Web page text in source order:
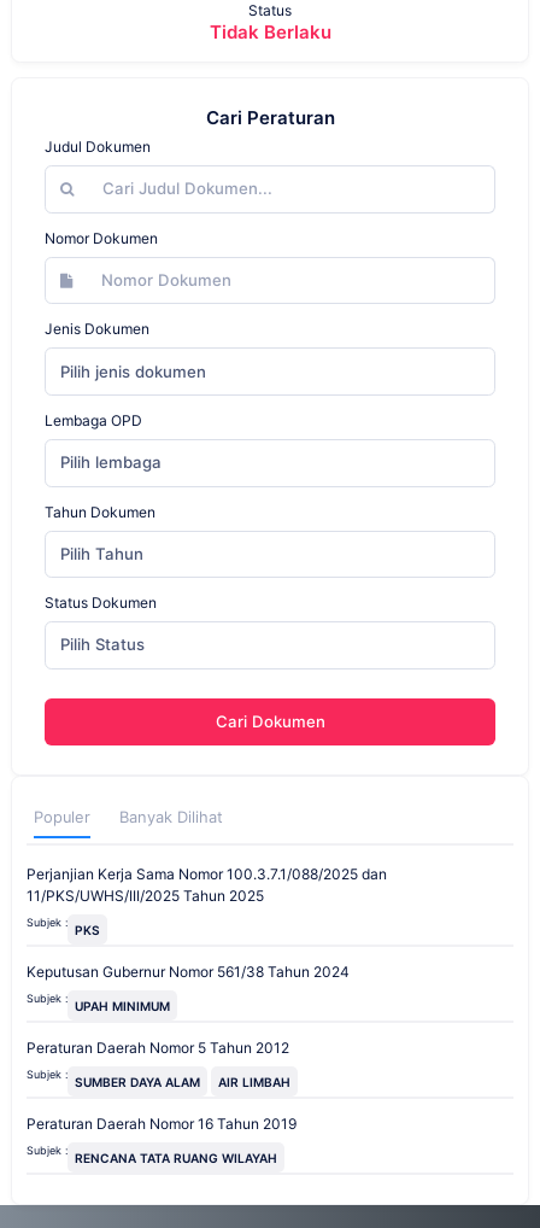
Status
Tidak Berlaku
Cari Peraturan
Judul Dokumen
Nomor Dokumen
Jenis Dokumen
Pilih jenis dokumen
Lembaga OPD
Pilih lembaga
Tahun Dokumen
Pilih Tahun
Status Dokumen
Pilih Status
Cari Dokumen
Populer Banyak Dilihat
Perjanjian Kerja Sama Nomor 100.3.7.1/088/2025 dan
11/PKS/UWHS/III/2025 Tahun 2025
Subjek : PKS
Keputusan Gubernur Nomor 561/38 Tahun 2024
Subjek : UPAH MINIMUM
Peraturan Daerah Nomor 5 Tahun 2012
Subjek : SUMBER DAYA ALAM AIR LIMBAH
Peraturan Daerah Nomor 16 Tahun 2019
Subjek : RENCANA TATA RUANG WILAYAH